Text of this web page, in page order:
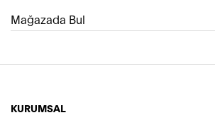
Mağazada Bul
KURUMSAL